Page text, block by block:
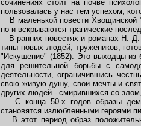
сочинениях стоит на почве
пользовалась у нас тем успехом,
В маленькой повести Хвощинской
но и вскрываются трагические
В ранних повестях и романах Н. Д.
типы новых людей, тружеников,
"Искушение" (1852). Это выходцы
для решительной борьбы с
деятельности, ограничившись
свою живую душу, свои мечты и
других людей - смирившихся со
С конца 50-х годов образы
становятся излюбленными героями
В этот период образ